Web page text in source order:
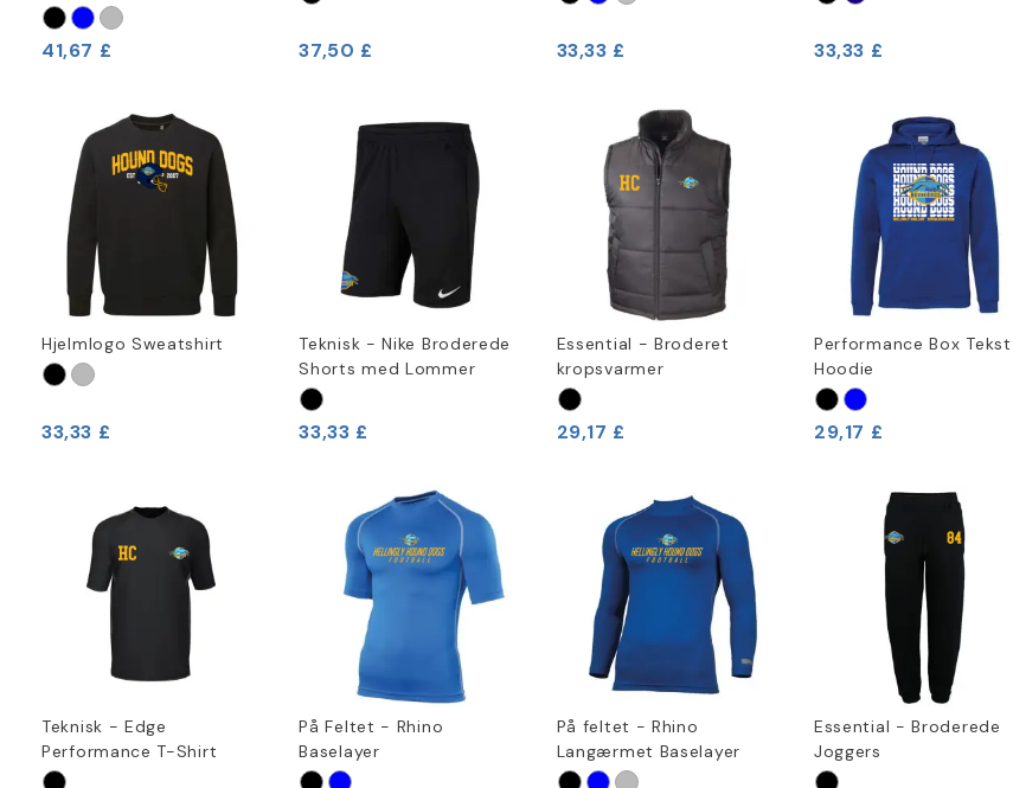
41,67 £ 37,50 £ 33,33 £ 33,33 £
Hjelmlogo Sweatshirt
33,33 £
Teknisk - Nike Broderede
Shorts med Lommer
33,33 £
Essential - Broderet
kropsvarmer
29,17 £
Performance Box Tekst
Hoodie
29,17 £
Teknisk - Edge
Performance T-Shirt
På Feltet - Rhino
Baselayer
På feltet - Rhino
Langærmet Baselayer
Essential - Broderede
Joggers